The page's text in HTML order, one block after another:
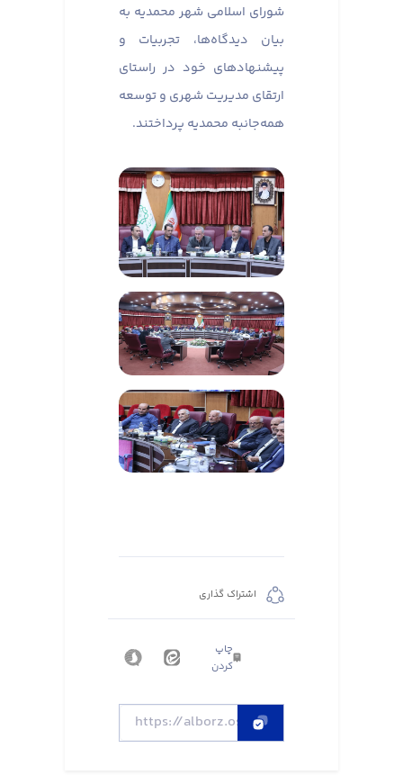
شورای اسلامی شهر محمدیه به
بیان دیدگاه‌ها، تجربیات و
پیشنهادهای خود در راستای
ارتقای مدیریت شهری و توسعه
همه‌جانبه محمدیه پرداختند.
اشتراک گذاری
چاپ
کردن